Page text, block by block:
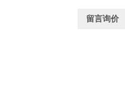
留言询价